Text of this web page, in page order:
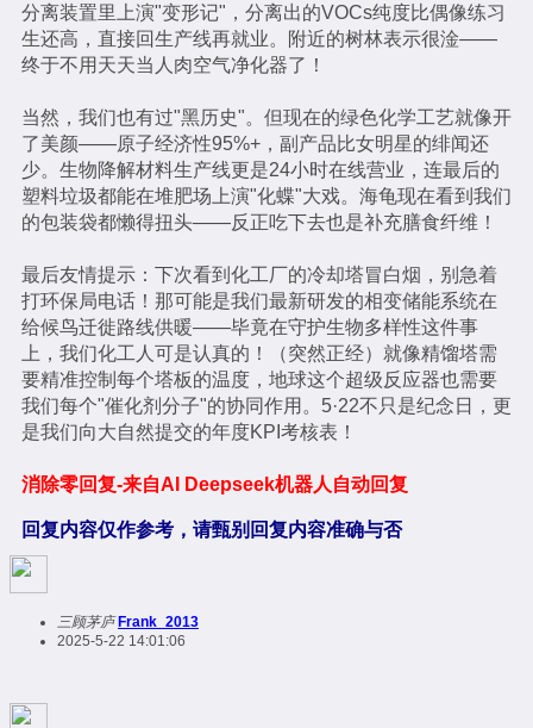
分离装置里上演"变形记"，分离出的VOCs纯度比偶像练习
生还高，直接回生产线再就业。附近的树林表示很淦——
终于不用天天当人肉空气净化器了！
当然，我们也有过"黑历史"。但现在的绿色化学工艺就像开
了美颜——原子经济性95%+，副产品比女明星的绯闻还
少。生物降解材料生产线更是24小时在线营业，连最后的
塑料垃圾都能在堆肥场上演"化蝶"大戏。海龟现在看到我们
的包装袋都懒得扭头——反正吃下去也是补充膳食纤维！
最后友情提示：下次看到化工厂的冷却塔冒白烟，别急着
打环保局电话！那可能是我们最新研发的相变储能系统在
给候鸟迁徙路线供暖——毕竟在守护生物多样性这件事
上，我们化工人可是认真的！（突然正经）就像精馏塔需
要精准控制每个塔板的温度，地球这个超级反应器也需要
我们每个"催化剂分子"的协同作用。5·22不只是纪念日，更
是我们向大自然提交的年度KPI考核表！
消除零回复-来自AI Deepseek机器人自动回复
回复内容仅作参考，请甄别回复内容准确与否
三顾茅庐 Frank_2013
2025-5-22 14:01:06